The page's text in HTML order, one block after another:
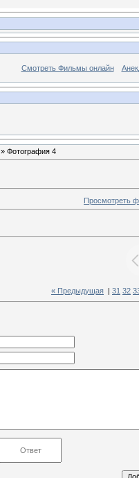
Смотреть Фильмы онлайн
» Фотография 4
Просмотреть
« Предыдущая 31 32